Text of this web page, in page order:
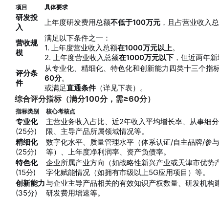
项目 具体要求
研发投
入
上年度研发费用总额不低于100万元 ，且占营业收入
营收规
模
满足以下条件之一：
1. 上年度营业收入总额在1000万元以上。
2. 上年度营业收入总额在1000万元以下 ，但近两年
评分条
件
从专业化、精细化、特色化和创新能力四类十三个指
60分。
或满足直通条件（详见下表） 。
综合评分指标（满分100分，需≥60分）
指标类别 核心考核点
专业化
(25分)
主营业务收入占比、近2年收入平均增长率、从事细
限、主导产品所属领域情况等。
精细化
(25分)
数字化水平、质量管理水平（体系认证/自主品牌/参
等）、上年度净利润率、资产负债率。
特色化
(15分)
企业所属产业方向（如战略性新兴产业或天津市优势
字化赋能情况（如拥有市级以上5G应用项目）等。
创新能力
(35分)
与企业主导产品相关的有效知识产权数量、研发机构
研发费用增速等。